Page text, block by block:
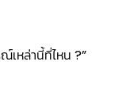
เหล่านี้ที่ไหน ?”